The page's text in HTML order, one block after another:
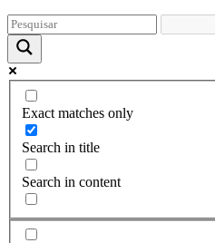
Exact matches only
Search in title
Search in content